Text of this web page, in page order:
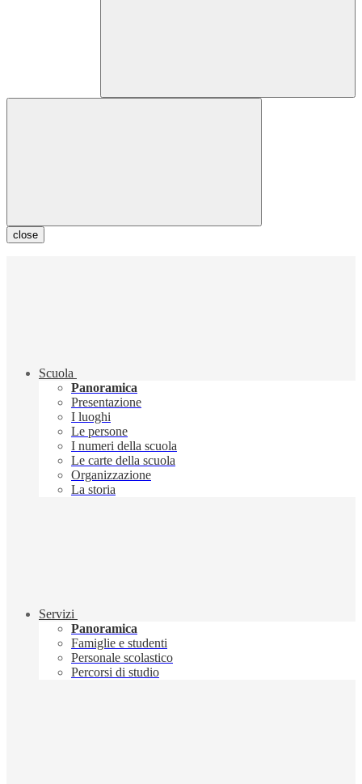
close
Scuola
Panoramica
Presentazione
I luoghi
Le persone
I numeri della scuola
Le carte della scuola
Organizzazione
La storia
Servizi
Panoramica
Famiglie e studenti
Personale scolastico
Percorsi di studio